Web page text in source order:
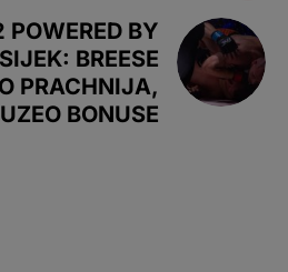
POWERED BY
BREESE
PRACHNIJA,
BONUSE